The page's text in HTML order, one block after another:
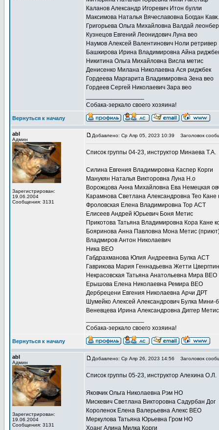
Каланов Александр Игоревич Итон булли
Максимова Наталья Вячеславовна Богдан Кавк.
Григорьева Ольга Михайловна Валдай
Кузнецов Евгений Леонидович Луна вео
Наумов Алексей Валентинович Ноли ретривер
Башкирова Ирина Владимировна Айна
Никитина Ольга Михайловна Висла метис
Денисенко Милана Николаевна Ася риджбек
Гордеева Маргарита Владимировна Зена вео
Гордеев Сергей Николаевич Зара вео
Собака-зеркало своего хозяина!
Вернуться к началу
abl
Админ
Зарегистрирован:
19.06.2004
Сообщения: 3131
Добавлено: Ср Апр 05, 2023 10:39 Заголовок
Список группы 04-23, инструктор Минаева Т.А.
Силина Евгения Владимировна Каспер Корги
Манукян Наталья Викторовна Луна Н.о
Ворожцова Анна Михайловна Ева Немецкая
Карамнова Светлана Александровна Тео Кане
Фроловская Елена Владимировна Тор АСТ
Елисеев Андрей Юрьевич Боня Метис
Прикотова Татьяна Владимировна Кора Кане
Бояринова Анна Павловна Мона Метис
Владмиров Антон Николаевич
Ника ВЕО
Габдрахманова Юлия Андреевна Булка АСТ
Гаврикова Мария Геннадьевна Жетти
Некрасовская Татьяна Анатольевна Мира ВЕО
Ерышова Елена Николаевна Ремира ВЕО
Дербрецени Евгения Николаевна Арчи ДРТ
Шумейко Алексей Александрович Булка Мини-
Веневцева Ирина Александровна Диггер Метис
Собака-зеркало своего хозяина!
Вернуться к началу
abl
Админ
Зарегистрирован:
19.06.2004
Сообщения: 3131
Добавлено: Ср Апр 26, 2023 14:56 Заголовок
Список группы 05-23, инструктор Алехина О.Л.
Яковчик Ольга Николаевна Рэм НО
Мискевич Светлана Викторовна Садурбан Дог
Короленок Елена Валерьевна Алекс ВЕО
Меркулова Татьяна Юрьевна Гром НО
Хоанг Алина Милка Корги